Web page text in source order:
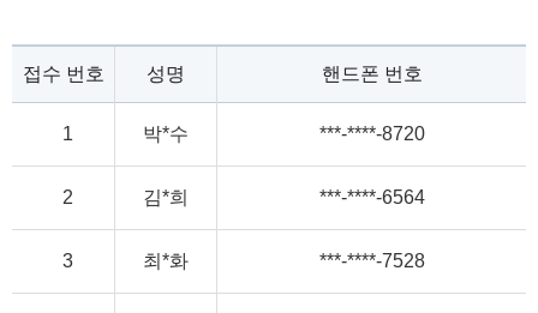
접수 번호 성명 핸드폰 번호
1 박*수 ***-****-8720
2 김*희 ***-****-6564
3 최*화 ***-****-7528